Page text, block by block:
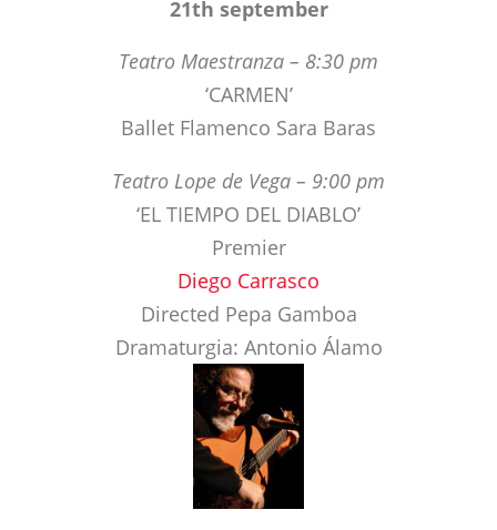
Ballet Flamenco Sara Baras
Teatro Lope de Vega – 9:00 pm
‘EL TIEMPO DEL DIABLO’
Diego Carrasco
Directed Pepa Gamboa
Dramaturgia: Antonio Álamo
22th september
Teatro Maestranza – 8:30 pm
‘AMOR BRUJO’